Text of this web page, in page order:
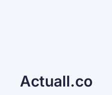
Actuall.co